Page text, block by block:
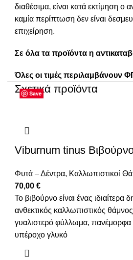
διαθέσιμα, είναι κατά εκτίμηση ο
καμία περίπτωση δεν είναι
επιχείρηση.
Σε όλα τα προϊόντα η
Όλες οι τιμές περιλαμβάνουν
Σχετικά προϊόντα
Save
Viburnum tinus
Φυτά – Δέντρα, Καλλωπιστικοί
70,00 €
Το βιβούρνο είναι ένας ιδιαίτερα
ανθεκτικός καλλωπιστικός
γυαλιστερό φύλλωμα, πανέμορφα
υπέροχο γλυκό
Save
Save
Save
Save
Save
Save
Save